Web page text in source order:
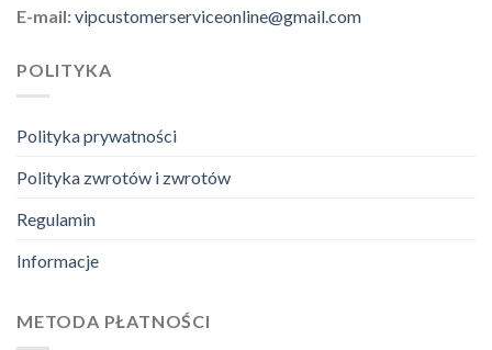
E-mail:vipcustomerserviceonline@gmail.com
POLITYKA
Polityka prywatności
Polityka zwrotów i zwrotów
Regulamin
Informacje
METODA PŁATNOŚCI